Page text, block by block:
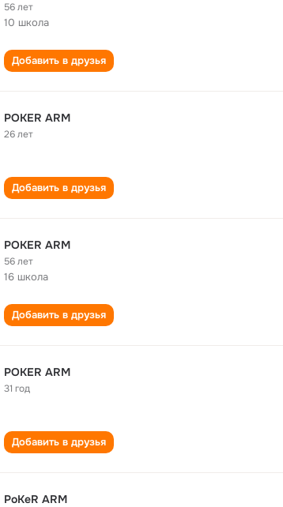
56 лет
10 школа
Добавить в друзья
POKER ARM
26 лет
Добавить в друзья
POKER ARM
56 лет
16 школа
Добавить в друзья
POKER ARM
31 год
Добавить в друзья
PoKeR ARM